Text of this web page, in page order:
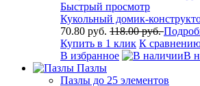
Быстрый просмотр
Кукольный домик-
70.80 руб. 118.00 руб.
Купить в 1 клик К
В избранное
В
Пазлы
Пазлы до 25 элементов